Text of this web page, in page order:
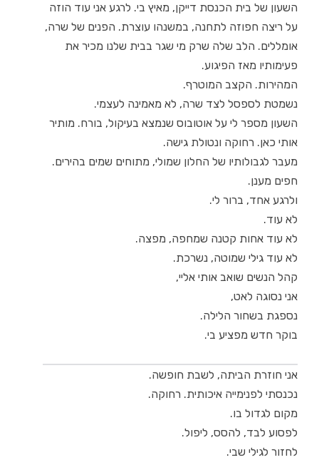
השעון של בית הכנסת דייקן, מאיץ בי. לרגע אני עוד הוזה
על ריצה חפוזה לתחנה, במשנהו עוצרת. הפנים של שרה,
אומללים. הלב שלה שרק מי שגר בבית שלנו מכיר את
פעימותיו מאז הפיגוע.
המהירות. הקצב המוטרף.
נשמטת לספסל לצד שרה, לא מאמינה לעצמי.
השעון מספר לי על אוטובוס שנמצא בעיקול, בורח. מותיר
אותי כאן. רחוקה ונטולת גישה.
מעבר לגבולותיו של החלון שמולי, מתוחים שמים בהירים.
חפים מענן.
ולרגע אחד, ברור לי.
לא עוד.
לא עוד אחות קטנה שמחפה, מפצה.
לא עוד גילי שמוטה, נשרכת.
קהל הנשים שואב אותי אליי,
אני נסוגה לאט,
נספגת בשחור הלילה.
בוקר חדש מפציע בי.
אני חוזרת הביתה, לשבת חופשה.
נכנסתי לפנימייה איכותית. רחוקה.
מקום לגדול בו.
לפסוע לבד, להסס, ליפול.
לחזור לגילי שבי.